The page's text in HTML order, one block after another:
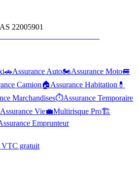
22005901
🚗Assurance Auto🏍️Assurance Moto🚐
Camion🏠Assurance Habitation 💊
Marchandises⏱️Assurance Temporaire
Assurance Vie💼Multirisque Pro🏗️
Emprunteur
VTC gratuit